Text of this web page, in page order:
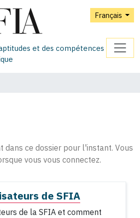
Français
et des compétences
dans ce dossier pour l'instant. Vous
vous vous connectez.
de SFIA
de la SFIA et comment